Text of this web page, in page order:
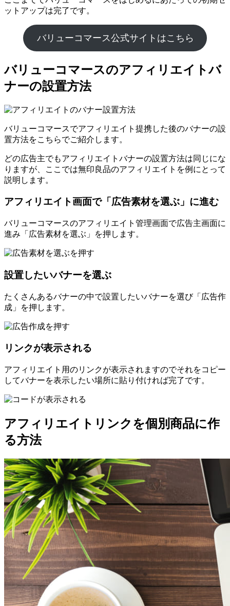
ットアップは完了です。
バリューコマース公式サイトはこちら
バリューコマースのアフィリエイトバ
ナーの設置方法
バリューコマースでアフィリエイト提携した後のバナーの設
置方法をこちらでご紹介します。
どの広告主でもアフィリエイトバナーの設置方法は同じにな
りますが、ここでは無印良品のアフィリエイトを例にとって
説明します。
アフィリエイト画面で「広告素材を選ぶ」に進む
バリューコマースのアフィリエイト管理画面で広告主画面に
進み「広告素材を選ぶ」を押します。
設置したいバナーを選ぶ
たくさんあるバナーの中で設置したいバナーを選び「広告作
成」を押します。
リンクが表示される
アフィリエイト用のリンクが表示されますのでそれをコピー
してバナーを表示したい場所に貼り付ければ完了です。
アフィリエイトリンクを個別商品に作
る方法